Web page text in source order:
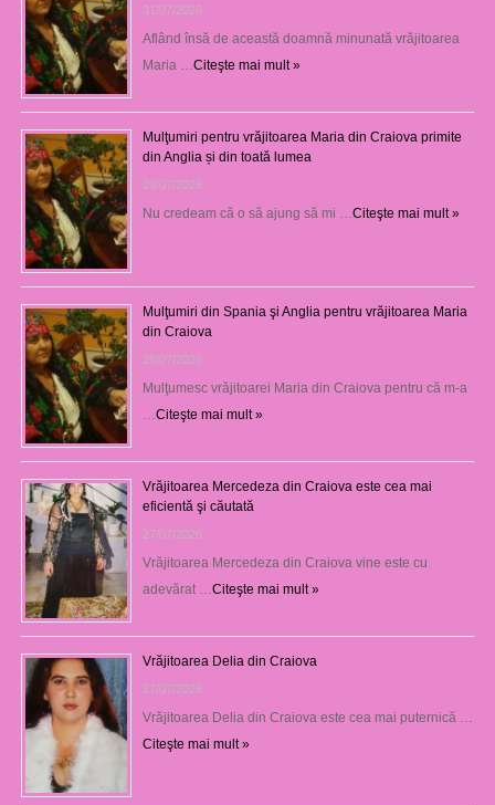
31/07/2026
Aflând însă de această doamnă minunată vrăjitoarea
Maria … Citeşte mai mult »
Mulţumiri pentru vrăjitoarea Maria din Craiova primite
din Anglia și din toată lumea
29/07/2026
Nu credeam că o să ajung să mi … Citeşte mai mult »
Mulţumiri din Spania şi Anglia pentru vrăjitoarea Maria
din Craiova
28/07/2026
Mulţumesc vrăjitoarei Maria din Craiova pentru că m-a
Citeşte mai mult »
Vrăjitoarea Mercedeza din Craiova este cea mai
eficientă şi căutată
27/07/2026
Vrăjitoarea Mercedeza din Craiova vine este cu
adevărat … Citeşte mai mult »
Vrăjitoarea Delia din Craiova
27/07/2026
Vrăjitoarea Delia din Craiova este cea mai puternică …
Citeşte mai mult »